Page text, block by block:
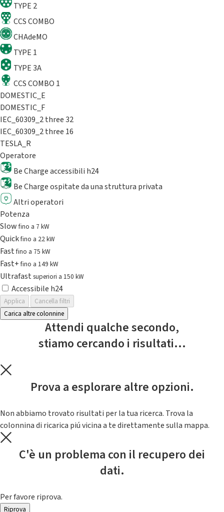
TYPE 2
CCS COMBO
CHAdeMO
TYPE 1
TYPE 3A
CCS COMBO 1
DOMESTIC_E
DOMESTIC_F
IEC_60309_2 three 32
IEC_60309_2 three 16
TESLA_R
Operatore
Be Charge accessibili h24
Be Charge ospitate da una struttura privata
Altri operatori
Potenza
Slowfino a 7 kW
Quickfino a 22 kW
Fastfino a 75 kW
Fast+fino a 149 kW
Ultrafast superiori a 150 kW
Accessibile h24
Applica
Cancella filtri
Carica altre colonnine
Attendi qualche secondo,
stiamo cercando i risultati...
Prova a esplorare altre opzioni.
Non abbiamo trovato risultati per la tua ricerca. Trova la
colonnina di ricarica piú vicina a te direttamente sulla mappa.
C'è un problema con il recupero dei
dati.
Per favore riprova.
Riprova